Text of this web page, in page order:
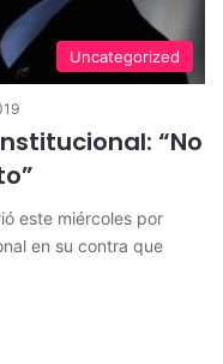
Uncategorized
“No
este miércoles por
en su contra que